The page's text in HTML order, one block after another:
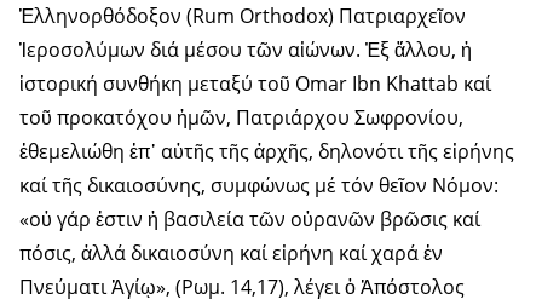
Ἑλληνορθόδοξον (Rum Orthodox) Πατριαρχεῖον
Ἱεροσολύμων διά μέσου τῶν αἰώνων. Ἐξ ἄλλου, ἡ
ἱστορική συνθήκη μεταξύ τοῦ Omar Ibn Khattab καί
τοῦ προκατόχου ἡμῶν, Πατριάρχου Σωφρονίου,
ἐθεμελιώθη ἐπ᾽ αὐτῆς τῆς ἀρχῆς, δηλονότι τῆς εἰρήνης
καί τῆς δικαιοσύνης, συμφώνως μέ τόν θεῖον Νόμον:
«οὐ γάρ ἐστιν ἡ βασιλεία τῶν οὐρανῶν βρῶσις καί
πόσις, ἀλλά δικαιοσύνη καί εἰρήνη καί χαρά ἐν
Πνεύματι Ἁγίῳ», (Ρωμ. 14,17), λέγει ὁ Ἀπόστολος